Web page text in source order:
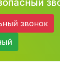
звонок